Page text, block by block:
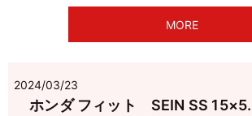
MORE
2024/03/23
ホンダ フィット SEIN SS